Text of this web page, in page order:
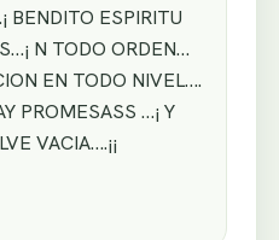
BENDITO ESPIRITU
N TODO ORDEN…
EN TODO NIVEL….
PROMESASS …¡ Y
VACIA….¡¡